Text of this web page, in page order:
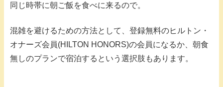
同じ時帯に朝ご飯を食べに来るので。
混雑を避けるための方法として、登録無料のヒルトン・
オナーズ会員(HILTON HONORS)の会員になるか、朝食
無しのプランで宿泊するという選択肢もあります。